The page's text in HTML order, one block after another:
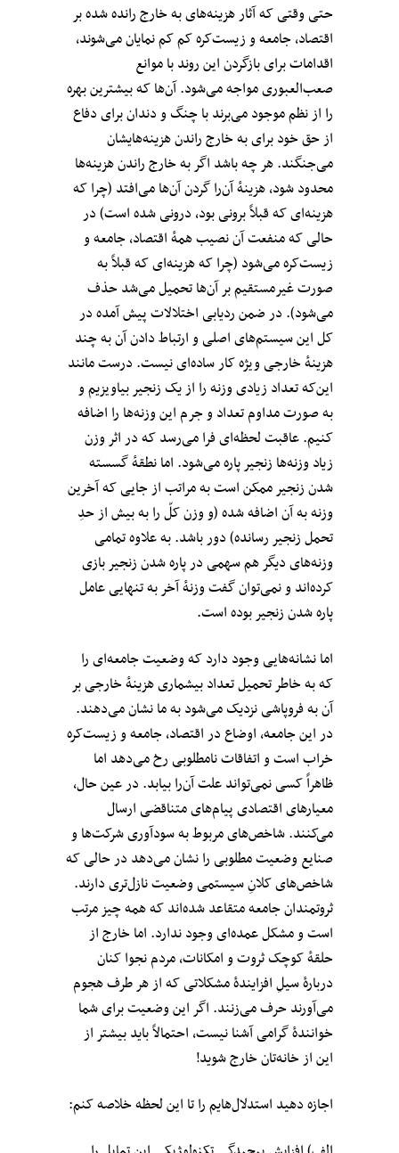
حتی وقتی که آثار هزینه‌های به خارج رانده شده بر
اقتصاد، جامعه و زیست‌کره کم کم نمایان می‌شوند،
اقدامات برای بازگردن این روند با موانع
صعب‌العبوری مواجه می‌شود. آن‌ها که بیشترین بهره
را از نظم موجود می‌برند با چنگ و دندان برای دفاع
از حق خود برای به خارج راندن هزینه‌هایشان
می‌جنگند. هر چه باشد اگر به خارج راندن هزینه‌ها
محدود شود، هزینهٔ آن‌‌را گردن آن‌ها می‌افتد (چرا که
هزینه‌ای که قبلاً برونی بود، درونی شده است) در
حالی که منفعت آن نصیب همهٔ اقتصاد، جامعه و
زیست‌کره می‌شود (چرا که هزینه‌ای که قبلاً به
صورت غیرمستقیم بر آن‌ها تحمیل می‌شد حذف
می‌شود). در ضمن ردیابی اختلالات پیش آمده در
کل این سیستم‌های اصلی و ارتباط دادن آن به چند
هزینهٔ خارجی ویژه کار ساده‌ای نیست. درست مانند
این‌که تعداد زیادی وزنه را از یک زنجیر بیاویزیم و
به صورت مداوم تعداد و جرم این وزنه‌ها را اضافه
کنیم. عاقبت لحظه‌ای فرا می‌رسد که در اثر وزن
زیاد وزنه‌ها زنجیر پاره می‌شود. اما نطقه‌ٔ گسسته
شدن زنجیر ممکن است به مراتب از جایی که آخرین
وزنه به آن اضافه شده (و وزن کلّ را به بیش از حدِ
تحمل زنجیر رسانده) دور باشد. به علاوه تمامی
وزنه‌های دیگر هم سهمی در پاره شدن زنجیر بازی
کرده‌اند و نمی‌توان گفت وزنهٔ آخر به تنهایی عامل
پاره شدن زنجیر بوده است.
اما نشانه‌هایی وجود دارد که وضعیت جامعه‌ای را
که به خاطر تحمیل تعداد بیشماری هزینهٔ خارجی بر
آن به فروپاشی نزدیک می‌شود به ما نشان می‌دهند.
در این جامعه، اوضاع در اقتصاد، جامعه و زیست‌کره
خراب است و اتفاقات نامطلوبی رخ می‌دهد اما
ظاهراً کسی نمی‌تواند علت آن‌را بیابد. در عین حال،
معیارهای اقتصادی پیام‌های متناقضی ارسال
می‌کنند. شاخص‌های مربوط به سودآوری شرکت‌ها و
صنایع وضعیت مطلوبی را نشان می‌دهد در حالی که
شاخص‌های کلانِ سیستمی وضعیت نازل‌تری دارند.
ثروتمندان جامعه متقاعد شده‌اند که همه چیز مرتب
است و مشکل عمده‌ای وجود ندارد. اما خارج از
حلقهٔ کوچک ثروت و امکانات، مردم نجوا کنان
دربارهٔ سیلِ افزایندهٔ مشکلاتی که از هر طرف هجوم
می‌آورند حرف می‌زنند. اگر این وضعیت برای شما
خوانندهٔ گرامی آشنا نیست، احتمالاً باید بیشتر از
این از خانه‌تان خارج شوید!
اجازه دهید استدلال‌هایم را تا این لحظه خلاصه کنم: